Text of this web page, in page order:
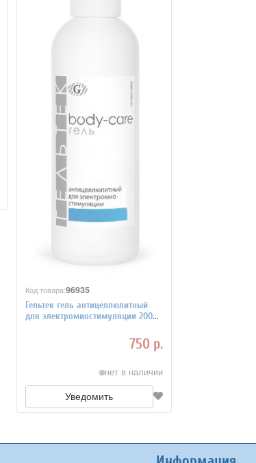
Код товара:96935
Гельтек гель антицеллюлитный
для электромиостимуляции 200
750 р.
нет в наличии
Уведомить